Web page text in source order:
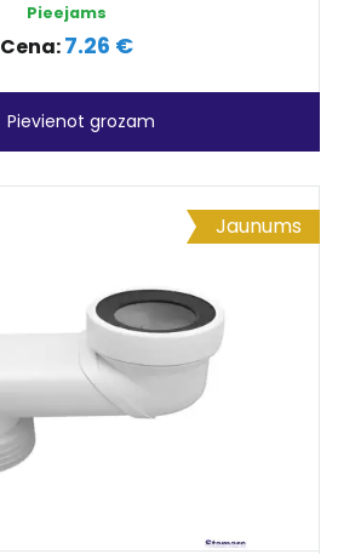
Pieejams
Cena:7.26 €
Pievienot grozam
Jaunums